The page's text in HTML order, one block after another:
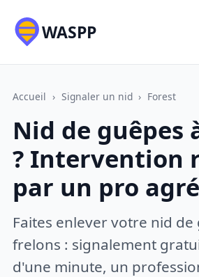
WASPP
Accueil › Signaler un nid › Forest
Nid de guêpes
? Intervention
par un pro
Faites enlever votre nid de
frelons : signalement
d'une minute, un